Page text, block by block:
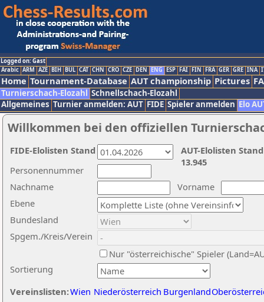
Logged on: Gast
Arabic ARM AZE BIH BUL CAT CHN CRO CZE DEN ENG ESP FAI FIN FRA GER GRE INA
Home Tournament-Database AUT championship Pictures
Turnierschach-Elozahl Schnellschach-Elozahl
Allgemeines Turnier anmelden: AUT FIDE Spieler anmelden Elo
Willkommen bei den offiziellen
Nachname
Vorname
Ebene
Sortierung
Personennummer
Bundesland
Spgem./Kreis/Verein
Nur "österreichische" Spieler
Vereinslisten:Wien Niederösterreich Burgenland
AUT-Elolisten
13.945
FIDE-Elolisten Stand